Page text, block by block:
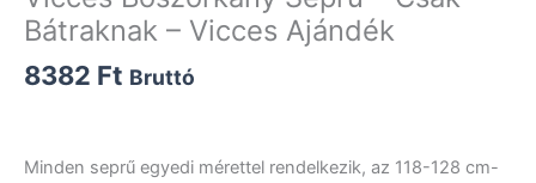
Bátraknak – Vicces Ajándék
8382 Ft Bruttó
Minden seprű egyedi mérettel rendelkezik, az 118-128 cm-